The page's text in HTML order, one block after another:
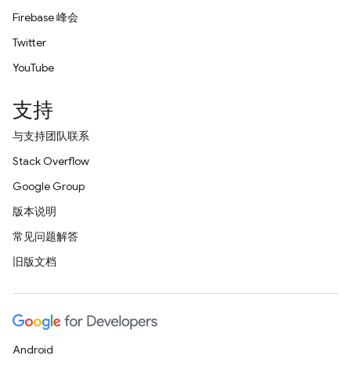
Firebase 峰会
Twitter
YouTube
支持
与支持团队联系
Stack Overflow
Google Group
版本说明
常见问题解答
旧版文档
Android